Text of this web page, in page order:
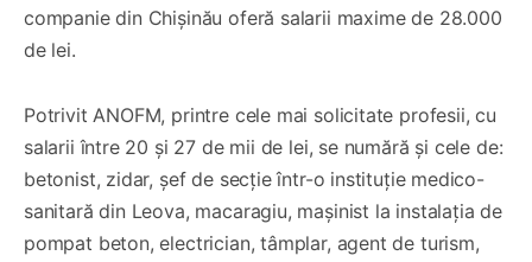
companie din Chișinău oferă salarii maxime de 28.000
de lei.
Potrivit ANOFM, printre cele mai solicitate profesii, cu
salarii între 20 și 27 de mii de lei, se numără și cele de:
betonist, zidar, șef de secție într-o instituție medico-
sanitară din Leova, macaragiu, mașinist la instalația de
pompat beton, electrician, tâmplar, agent de turism,